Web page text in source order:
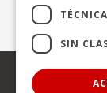
© 2024
SIN